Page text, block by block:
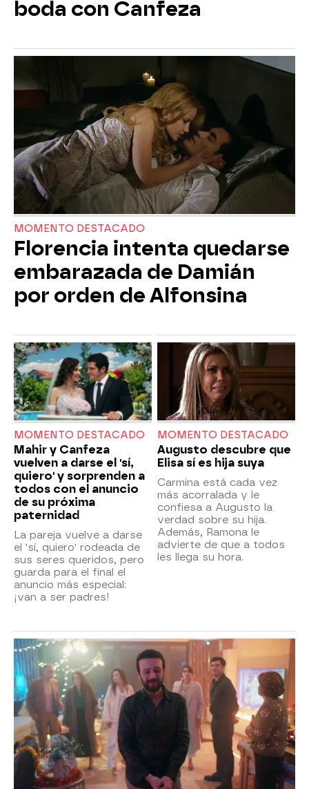
boda con Canfeza
MOMENTO DESTACADO
Florencia intenta quedarse
embarazada de Damián
por orden de Alfonsina
MOMENTO DESTACADO
Mahir y Canfeza
vuelven a darse el 'sí,
quiero' y sorprenden a
todos con el anuncio
de su próxima
paternidad
La pareja vuelve a darse
el 'sí, quiero' rodeada de
sus seres queridos, pero
guarda para el final el
anuncio más especial:
¡van a ser padres!
MOMENTO DESTACADO
Augusto descubre que
Elisa sí es hija suya
Carmina está cada vez
más acorralada y le
confiesa a Augusto la
verdad sobre su hija.
Además, Ramona le
advierte de que a todos
les llega su hora.